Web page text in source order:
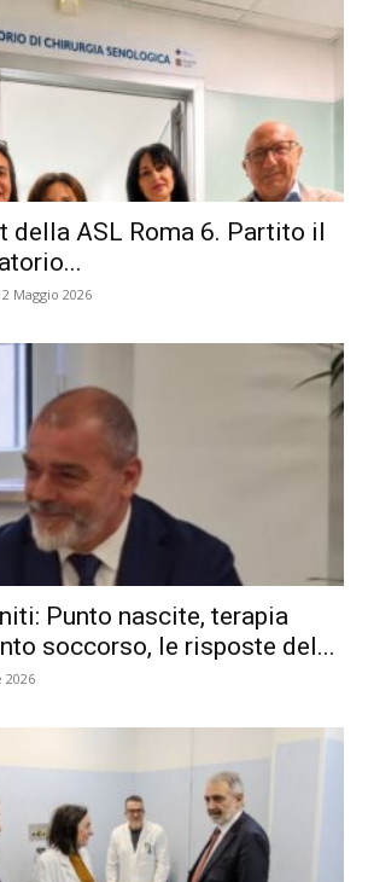
della ASL Roma 6. Partito il
Maggio 2026
Punto nascite, terapia
soccorso, le risposte del...
2026